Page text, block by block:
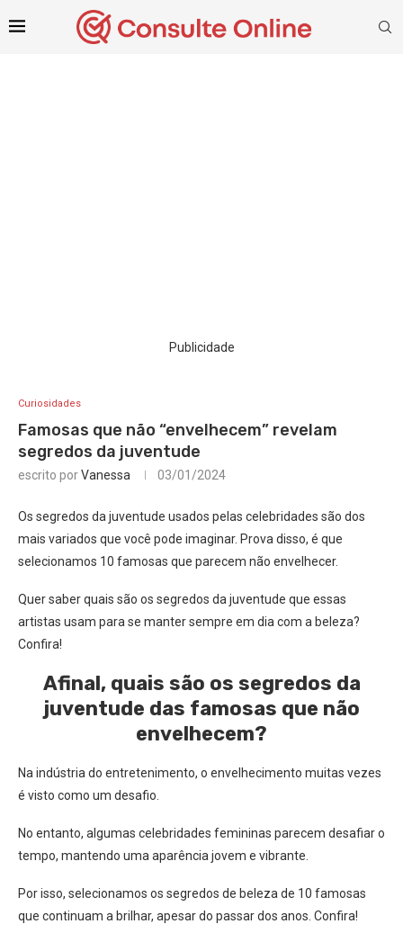
Publicidade
Curiosidades
Famosas que não “envelhecem” revelam
segredos da juventude
escrito porVanessa 03/01/2024
Os segredos da juventude usados pelas celebridades são dos
mais variados que você pode imaginar. Prova disso, é que
selecionamos 10 famosas que parecem não envelhecer.
Quer saber quais são os segredos da juventude que essas
artistas usam para se manter sempre em dia com a beleza?
Confira!
Afinal, quais são os segredos da
juventude das famosas que não
envelhecem?
Na indústria do entretenimento, o envelhecimento muitas vezes
é visto como um desafio.
No entanto, algumas celebridades femininas parecem desafiar o
tempo, mantendo uma aparência jovem e vibrante.
Por isso, selecionamos os segredos de beleza de 10 famosas
que continuam a brilhar, apesar do passar dos anos. Confira!